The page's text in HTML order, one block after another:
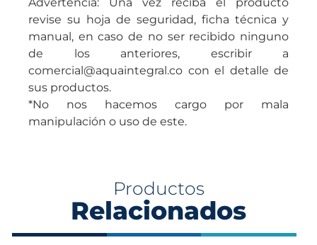
revise su hoja de seguridad, ficha técnica y
manual, en caso de no ser recibido ninguno
de los anteriores, escribir a
comercial@aquaintegral.co con el detalle de
sus productos.
*No nos hacemos cargo por mala
manipulación o uso de este.
Productos
Relacionados